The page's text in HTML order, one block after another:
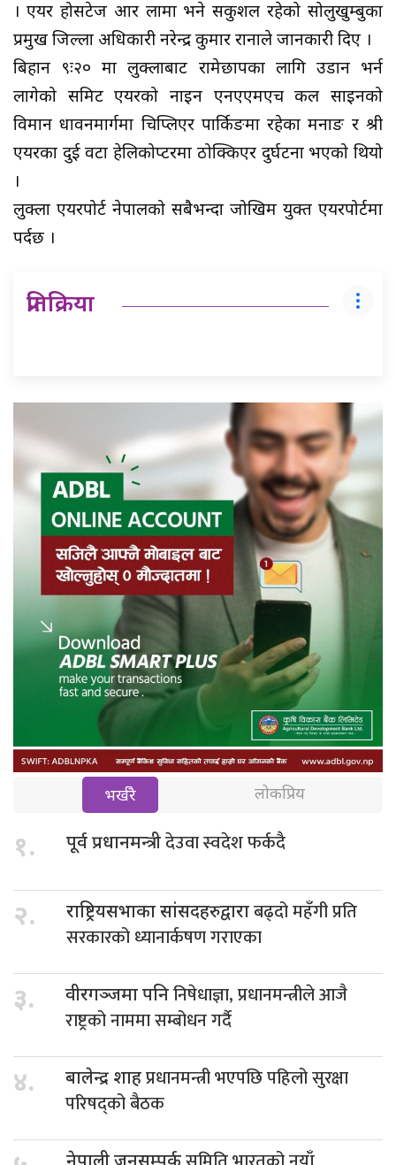
। एयर होसटेज आर लामा भने सकुशल रहेको सोलुखुम्बुका
प्रमुख जिल्ला अधिकारी नरेन्द्र कुमार रानाले जानकारी दिए ।
बिहान ९ः२० मा लुक्लाबाट रामेछापका लागि उडान भर्न
लागेको समिट एयरको नाइन एनएएमएच कल साइनको
विमान धावनमार्गमा चिप्लिएर पार्किङमा रहेका मनाङ र श्री
एयरका दुई वटा हेलिकोप्टरमा ठोक्किएर दुर्घटना भएको थियो
।
लुक्ला एयरपोर्ट नेपालको सबैभन्दा जोखिम युक्त एयरपोर्टमा
पर्दछ ।
प्रतिक्रिया
भर्खरै लोकप्रिय
१. पूर्व प्रधानमन्त्रीदेउवा स्वदेश फर्कदै
२. राष्ट्रियसभाका सांसदहरुद्वाराबढ्दो महँगी प्रति
सरकारको ध्यानार्कषण गराएका
३. वीरगञ्जमा पनिनिषेधाज्ञा, प्रधानमन्त्रीले आजै
राष्ट्रको नाममा सम्बोधन गर्दै
४. बालेन्द्र शाहप्रधानमन्त्री भएपछि पहिलो सुरक्षा
परिषद्को बैठक